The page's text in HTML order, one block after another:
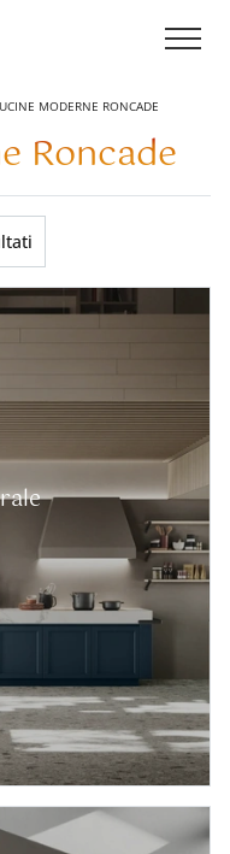
MODERNE RONCADE
Roncade